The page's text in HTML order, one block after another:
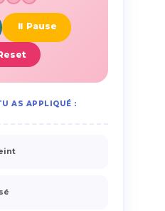
⏸ Pause
AS APPLIQUÉ :